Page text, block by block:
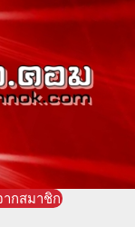
ากสมาชิก